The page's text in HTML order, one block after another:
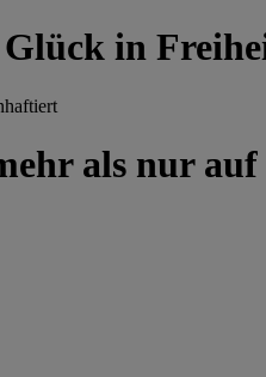
in
als nur auf